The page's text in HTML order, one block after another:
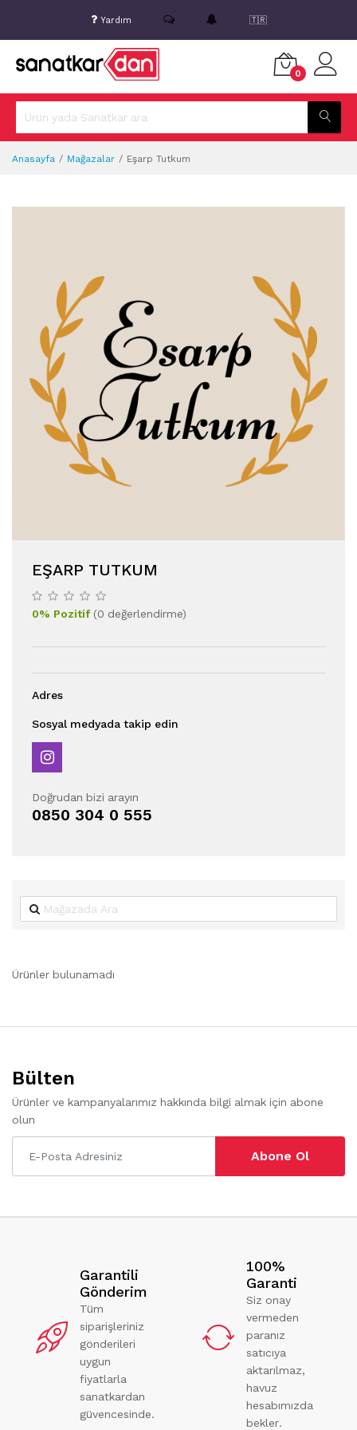
Yardım 🇹🇷
0
Anasayfa Mağazalar Eşarp Tutkum
EŞARP TUTKUM
0% Pozitif(0 değerlendirme)
Adres
Sosyal medyada takip edin
Doğrudan bizi arayın
0850 304 0 555
Ürünler bulunamadı
Bülten
Ürünler ve kampanyalarımız hakkında bilgi almak için abone
olun
Abone Ol
Garantili
Gönderim
Tüm
siparişleriniz
gönderileri
uygun
fiyatlarla
sanatkardan
güvencesinde.
100%
Garanti
Siz onay
vermeden
paranız
satıcıya
aktarılmaz,
havuz
hesabımızda
bekler.